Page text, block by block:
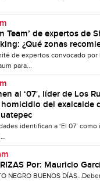
Team’ de expertos de
¿Qué zonas
de expertos convocado por
para...
al ‘07′, líder de Los
del exalcalde
identifican a ‘El 07’
Por: Mauricio
NEGRO BUENOS